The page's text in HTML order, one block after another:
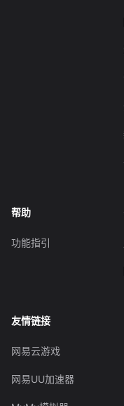
帮助
功能指引
友情链接
网易云游戏
网易UU加速器